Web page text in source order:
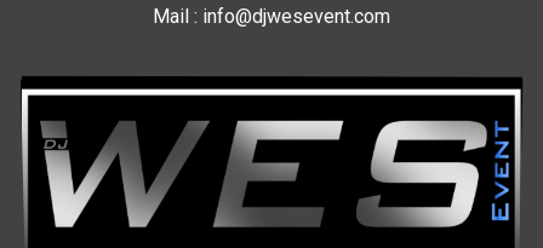
Mail : info@djwesevent.com